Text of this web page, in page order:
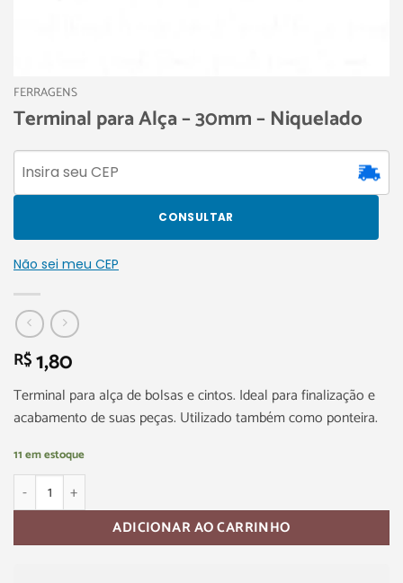
FERRAGENS
Terminal para Alça – 30mm – Niquelado
CONSULTAR
Não sei meu CEP
R$1,80
Terminal para alça de bolsas e cintos. Ideal para finalização e
acabamento de suas peças. Utilizado também como ponteira.
11 em estoque
ADICIONAR AO CARRINHO